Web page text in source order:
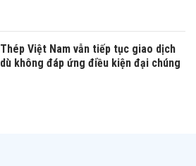
Thép Việt Nam vẫn tiếp tục giao dịch
dù không đáp ứng điều kiện đại chúng